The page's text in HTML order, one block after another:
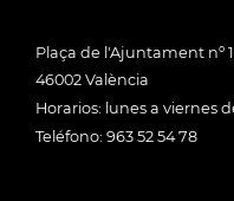
Plaça de l'Ajuntament nº 1
46002 València
Horarios: lunes a viernes
Teléfono: 963 52 54 78